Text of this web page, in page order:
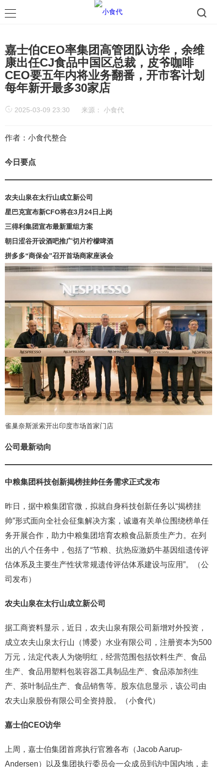
嘉士伯CEO率集团高管团队访华，余维
康出任CJ食品中国区总裁，皮爷咖啡
CEO要五年内将业务翻番，开市客计划
每年新开最多30家店
2025-03-09 23:30 来源： 小食代
作者：小食代整合
今日要点
农夫山泉在太行山成立新公司
星巴克宣布新CFO将在3月24日上岗
三得利集团宣布最新重组方案
朝日涩谷开设酒吧推广切片柠檬啤酒
拼多多“商保会”召开首场商家座谈会
雀巢奈斯派索开出印度市场首家门店
公司最新动向
中粮集团科技创新揭榜挂帅任务需求正式发布
昨日，据中粮集团官微，拟就自身科技创新任务以“揭榜挂
帅”形式面向全社会征集解决方案，诚邀有关单位围绕榜单任
务开展合作，助力中粮集团培育农粮食品新质生产力。在列
出的八个任务中，包括了“节粮、抗热应激奶牛基因组遗传评
估体系及主要生产性状常规遗传评估体系建设与应用”。（公
司发布）
农夫山泉在太行山成立新公司
据工商资料显示，近日，农夫山泉有限公司新增对外投资，
成立农夫山泉太行山（博爱）水业有限公司，注册资本为500
万元，法定代表人为饶明红，经营范围包括饮料生产、食品
生产、食品用塑料包装容器工具制品生产、食品添加剂生
产、茶叶制品生产、食品销售等。股东信息显示，该公司由
农夫山泉股份有限公司全资持股。（小食代）
嘉士伯CEO访华
上周，嘉士伯集团首席执行官雅各布（Jacob Aarup-
Andersen）以及集团执行委员会一众成员到访中国内地，走